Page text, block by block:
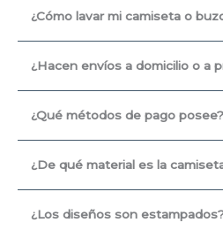
¿Cómo lavar mi camiseta o
¿Hacen envíos a domicilio o a
¿Qué métodos de pago posee?
¿De qué material es la
¿Los diseños son